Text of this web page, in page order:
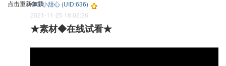
点击重新加载A C 小甜心 (UID:636)
2021-11-25 18:02:26
★素材◆在线试看★